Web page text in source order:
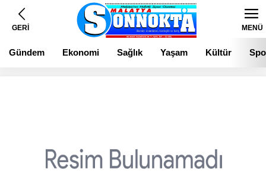
GERİ MENÜ
Gündem Ekonomi Sağlık Yaşam Kültür